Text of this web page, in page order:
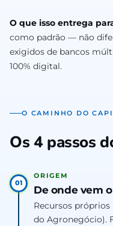
O que isso entrega
como padrão — não
exigidos de bancos
100% digital.
O CAMINHO DO
Os 4 passos
01
ORIGEM
De onde vem
Recursos
do Agronegócio).